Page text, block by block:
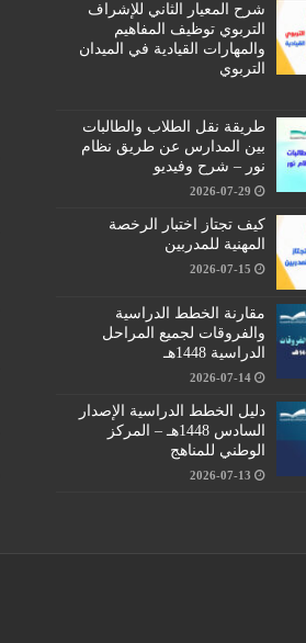
شرح المعيار الثاني للإشراف
التربوي توظيف المفاهيم
والمهارات القيادية في الميدان
التربوي
طريقة نقل الطلاب والطالبات
بين المدارس عن طريق نظام
نور – شرح وفيديو
2026-07-29
كيف تجتاز اختبار الرخصة
المهنية للمدربين
2026-07-15
مقارنة الخطط الدراسية
والفروقات لجميع المراحل
الدراسية 1448هـ
2026-07-14
دليل الخطط الدراسية الإصدار
السادس 1448هـ – المركز
الوطني للمناهج
2026-07-13